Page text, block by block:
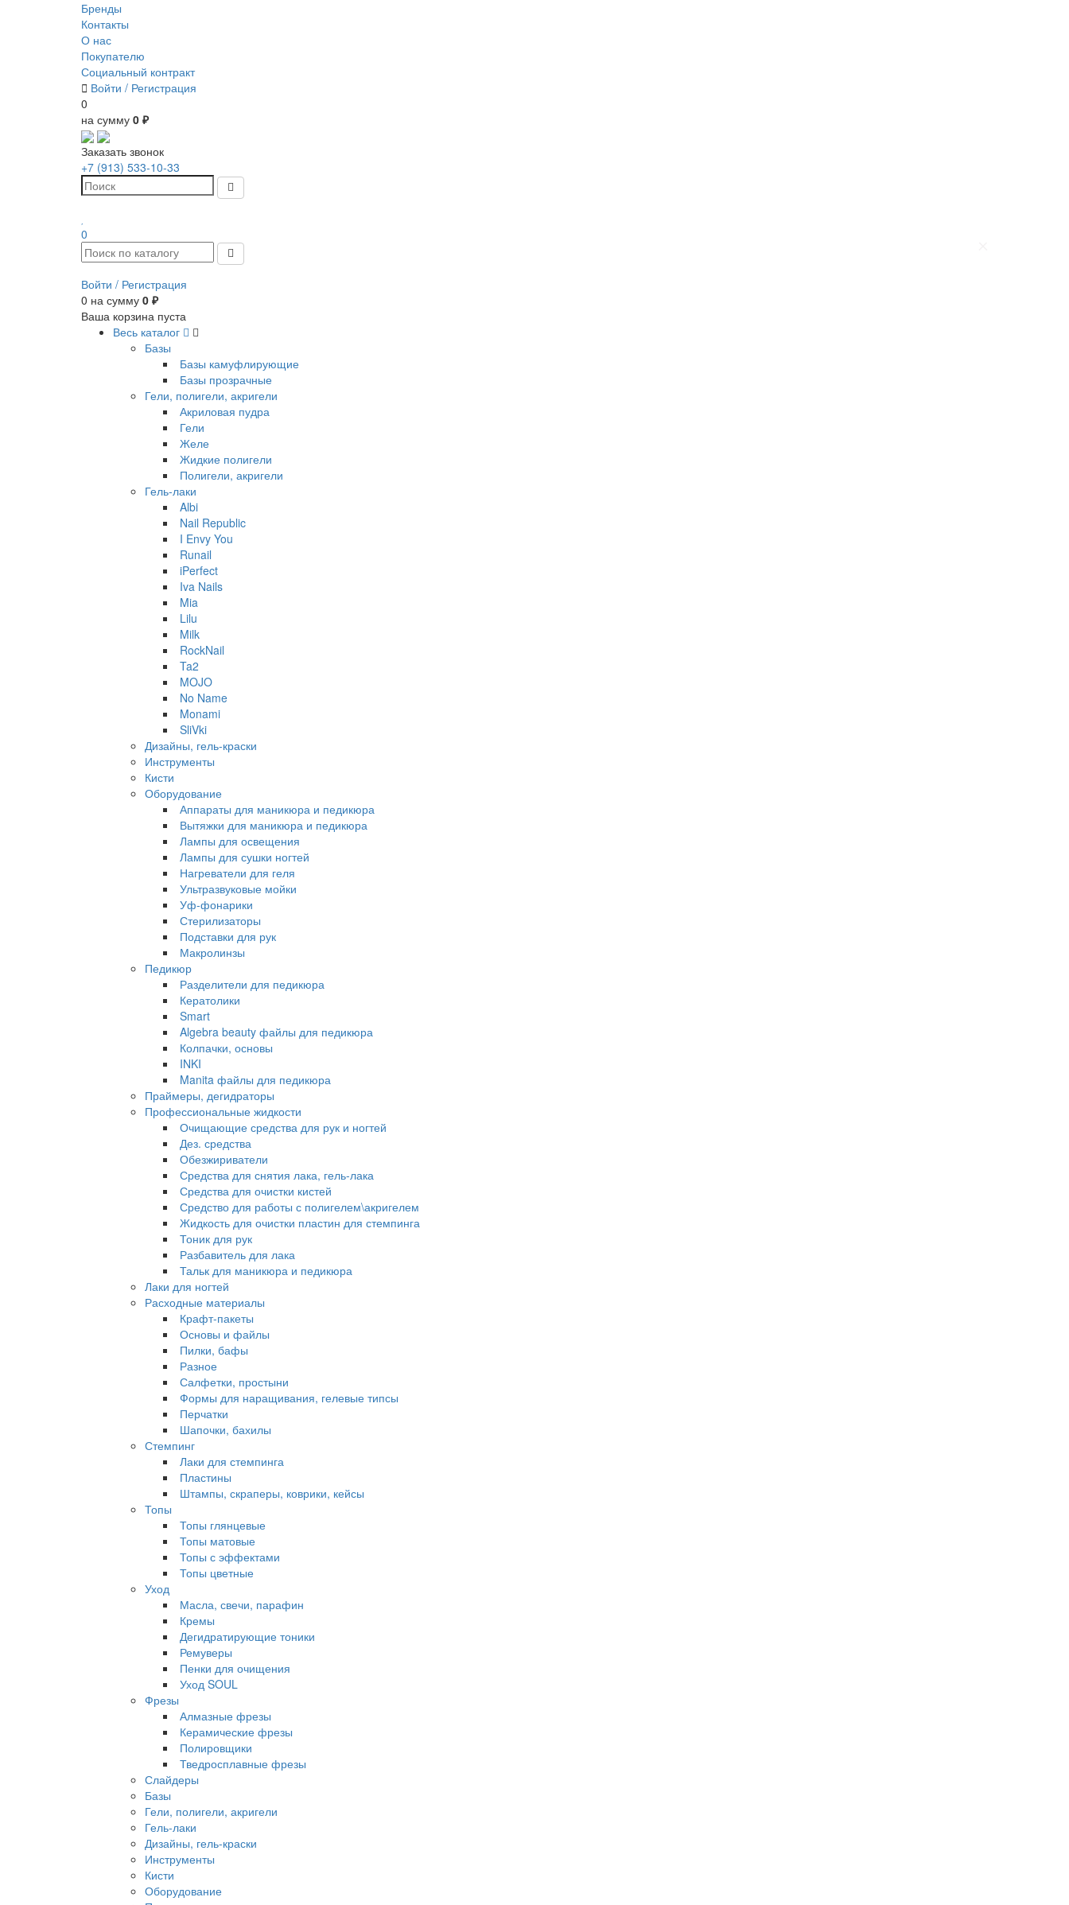
Бренды
Контакты
О нас
Покупателю
Социальный контракт
Войти / Регистрация
0
на сумму 0 ₽
Заказать звонок
+7 (913) 533-10-33
0
Войти / Регистрация
0 на сумму 0 ₽
Ваша корзина пуста
Весь каталог
Базы
Базы камуфлирующие
Базы прозрачные
Гели, полигели, акригели
Акриловая пудра
Гели
Желе
Жидкие полигели
Полигели, акригели
Гель-лаки
Albi
Nail Republic
I Envy You
Runail
iPerfect
Iva Nails
Mia
Lilu
Milk
RockNail
Ta2
MOJO
No Name
Monami
SliVki
Дизайны, гель-краски
Инструменты
Кисти
Оборудование
Аппараты для маникюра и педикюра
Вытяжки для маникюра и педикюра
Лампы для освещения
Лампы для сушки ногтей
Нагреватели для геля
Ультразвуковые мойки
Уф-фонарики
Стерилизаторы
Подставки для рук
Макролинзы
Педикюр
Разделители для педикюра
Кератолики
Smart
Algebra beauty файлы для педикюра
Колпачки, основы
INKI
Manita файлы для педикюра
Праймеры, дегидраторы
Профессиональные жидкости
Очищающие средства для рук и ногтей
Дез. средства
Обезжириватели
Средства для снятия лака, гель-лака
Средства для очистки кистей
Средство для работы с полигелем\акригелем
Жидкость для очистки пластин для стемпинга
Тоник для рук
Разбавитель для лака
Тальк для маникюра и педикюра
Лаки для ногтей
Расходные материалы
Крафт-пакеты
Основы и файлы
Пилки, бафы
Разное
Салфетки, простыни
Формы для наращивания, гелевые типсы
Перчатки
Шапочки, бахилы
Стемпинг
Лаки для стемпинга
Пластины
Штампы, скраперы, коврики, кейсы
Топы
Топы глянцевые
Топы матовые
Топы с эффектами
Топы цветные
Уход
Масла, свечи, парафин
Кремы
Дегидратирующие тоники
Ремуверы
Пенки для очищения
Уход SOUL
Фрезы
Алмазные фрезы
Керамические фрезы
Полировщики
Тведросплавные фрезы
Слайдеры
Базы
Гели, полигели, акригели
Гель-лаки
Дизайны, гель-краски
Инструменты
Кисти
Оборудование